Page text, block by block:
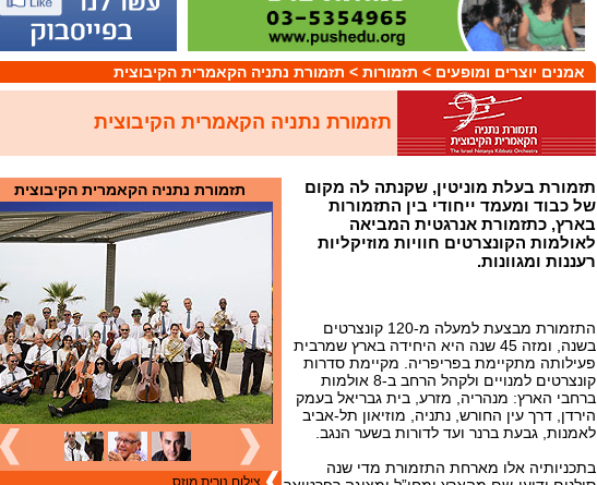
אמנים יוצרים ומופעים > תזמורות > תזמורת נתניה הקאמרית הקיבוצית
תזמורת נתניה הקאמרית הקיבוצית
תזמורת נתניה הקאמרית הקיבוצית
צילום נורית מוזס
תזמורת בעלת מוניטין, שקנתה לה מקום
של כבוד ומעמד ייחודי בין התזמורות
בארץ, כתזמורת אנרגטית המביאה
לאולמות הקונצרטים חוויות מוזיקליות
רעננות ומגוונות.
התזמורת מבצעת למעלה מ-120 קונצרטים
בשנה, ומזה 45 שנה היא היחידה בארץ שמרבית
פעילותה מתקיימת בפריפריה. מקיימת סדרות
קונצרטים למנויים ולקהל הרחב ב-8 אולמות
ברחבי הארץ: מנהריה, מזרע, בית גבריאל בעמק
הירדן, דרך עין החורש, נתניה, מוזיאון תל-אביב
לאמנות, גבעת ברנר ועד לדורות בשער הנגב.
בתכניותיה אלו מארחת התזמורת מדי שנה